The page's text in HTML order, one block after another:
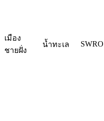
เมือง
ชายฝั่ง
น้ำทะเล SWRO